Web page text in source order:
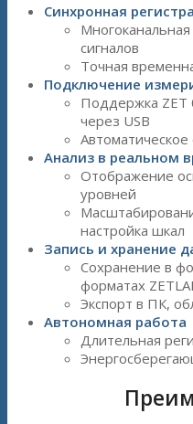
Синхронная
Многоканальная
сигналов
Точная
Подключение
Поддержка ZET
через USB
Анализ в реальном
Отображение
уровней
настройка шкал
Запись и хранение
Сохранение в
форматах
Экспорт в ПК,
Автономная работа
Длительная